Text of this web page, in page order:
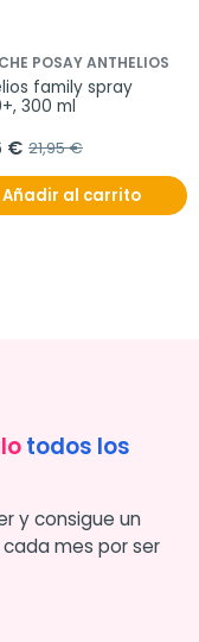
POSAY ANTHELIOS
family spray
300 ml
€ 21,95 €
Añadir al carrito
todos los
y consigue un
mes por ser